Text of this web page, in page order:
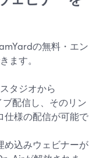
の無料・エン
ます。
タジオから
配信し、そのリン
仕様の配信が可能で
め込みウェビナーが